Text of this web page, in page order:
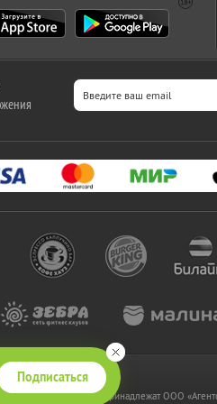
Подписаться
сайт www.kupikupon.ru принадлежат OOO